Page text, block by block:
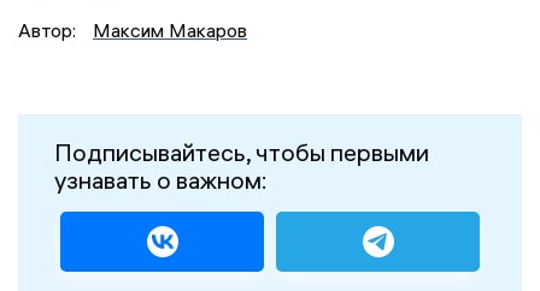
Автор:
Максим Макаров
Подписывайтесь, чтобы первыми
узнавать о важном: